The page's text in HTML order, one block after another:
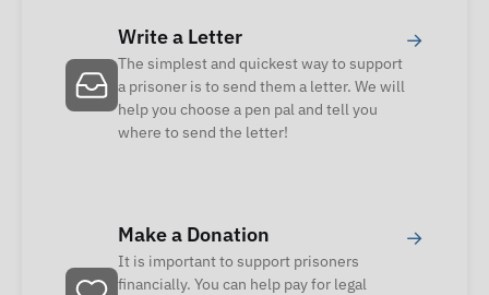
Write a Letter
The simplest and quickest way to support
a prisoner is to send them a letter. We will
help you choose a pen pal and tell you
where to send the letter!
→
Make a Donation
It is important to support prisoners
financially. You can help pay for legal
→